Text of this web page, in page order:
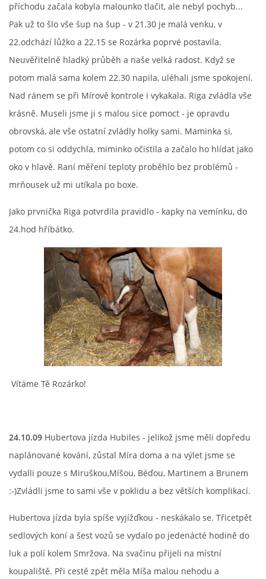
příchodu začala kobyla malounko tlačit, ale nebyl pochyb...
Pak už to šlo vše šup na šup - v 21.30 je malá venku, v
22.odchází lůžko a 22.15 se Rozárka poprvé postavila.
Neuvěřitelně hladký průběh a naše velká radost. Když se
potom malá sama kolem 22.30 napila, uléhali jsme spokojení.
Nad ránem se při Mírově kontrole i vykakala. Riga zvládla vše
krásně. Museli jsme ji s malou sice pomoct - je opravdu
obrovská, ale vše ostatní zvládly holky sami. Maminka si,
potom co si oddychla, miminko očistila a začalo ho hlídat jako
oko v hlavě. Raní měření teploty proběhlo bez problémů -
mrňousek už mi utíkala po boxe.
Jako prvnička Riga potvrdila pravidlo - kapky na vemínku, do
24.hod hříbátko.
Vítáme Tě Rozárko!
24.10.09 Hubertova jízda Hubiles - jelikož jsme měli dopředu
naplánované kování, zůstal Míra doma a na výlet jsme se
vydalli pouze s Miruškou,Míšou, Béďou, Martinem a Brunem
:-)Zvládli jsme to sami vše v poklidu a bez větších komplikací.
Hubertova jízda byla spíše vyjížďkou - neskákalo se. Třicetpět
sedlových koní a šest vozů se vydalo po jedenácté hodině do
luk a polí kolem Smržova. Na svačinu přijeli na místní
koupaliště. Při cestě zpět měla Míša malou nehodu a